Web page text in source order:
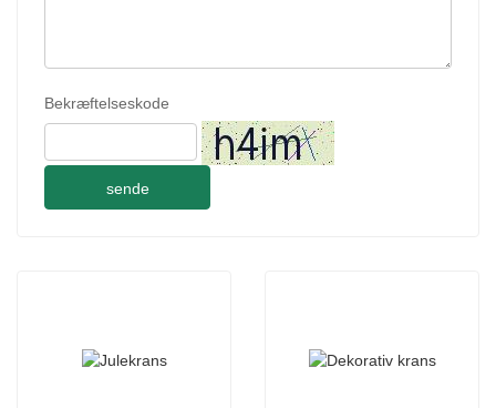
Bekræftelseskode
sende